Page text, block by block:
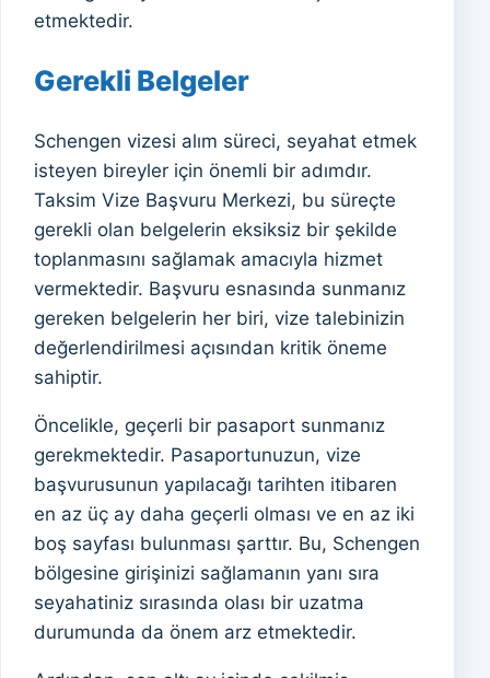
etmektedir.
Gerekli Belgeler
Schengen vizesi alım süreci, seyahat etmek
isteyen bireyler için önemli bir adımdır.
Taksim Vize Başvuru Merkezi, bu süreçte
gerekli olan belgelerin eksiksiz bir şekilde
toplanmasını sağlamak amacıyla hizmet
vermektedir. Başvuru esnasında sunmanız
gereken belgelerin her biri, vize talebinizin
değerlendirilmesi açısından kritik öneme
sahiptir.
Öncelikle, geçerli bir pasaport sunmanız
gerekmektedir. Pasaportunuzun, vize
başvurusunun yapılacağı tarihten itibaren
en az üç ay daha geçerli olması ve en az iki
boş sayfası bulunması şarttır. Bu, Schengen
bölgesine girişinizi sağlamanın yanı sıra
seyahatiniz sırasında olası bir uzatma
durumunda da önem arz etmektedir.